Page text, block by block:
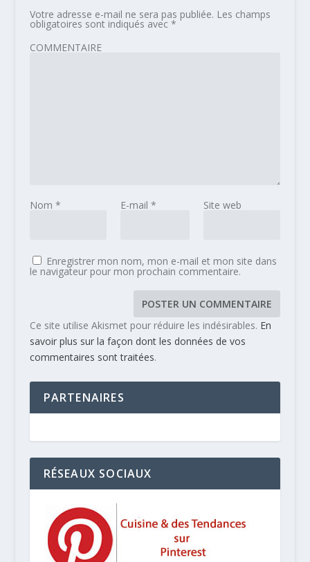
Votre adresse e-mail ne sera pas publiée. Les champs
obligatoires sont indiqués avec *
COMMENTAIRE
Nom * E-mail * Site web
Enregistrer mon nom, mon e-mail et mon site dans
le navigateur pour mon prochain commentaire.
Ce site utilise Akismet pour réduire les indésirables. En
savoir plus sur la façon dont les données de vos
commentaires sont traitées.
PARTENAIRES
RÉSEAUX SOCIAUX